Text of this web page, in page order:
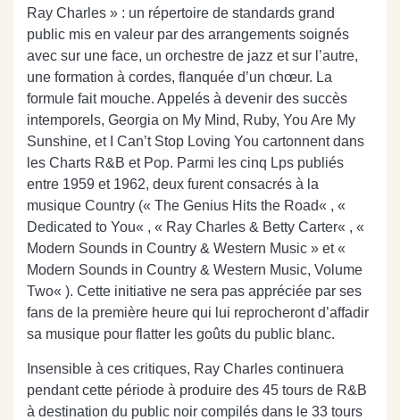
Ray Charles » : un répertoire de standards grand
public mis en valeur par des arrangements soignés
avec sur une face, un orchestre de jazz et sur l’autre,
une formation à cordes, flanquée d’un chœur. La
formule fait mouche. Appelés à devenir des succès
intemporels, Georgia on My Mind, Ruby, You Are My
Sunshine, et I Can’t Stop Loving You cartonnent dans
les Charts R&B et Pop. Parmi les cinq Lps publiés
entre 1959 et 1962, deux furent consacrés à la
musique Country (« The Genius Hits the Road« , «
Dedicated to You« , « Ray Charles & Betty Carter« , «
Modern Sounds in Country & Western Music » et «
Modern Sounds in Country & Western Music, Volume
Two« ). Cette initiative ne sera pas appréciée par ses
fans de la première heure qui lui reprocheront d’affadir
sa musique pour flatter les goûts du public blanc.
Insensible à ces critiques, Ray Charles continuera
pendant cette période à produire des 45 tours de R&B
à destination du public noir compilés dans le 33 tours